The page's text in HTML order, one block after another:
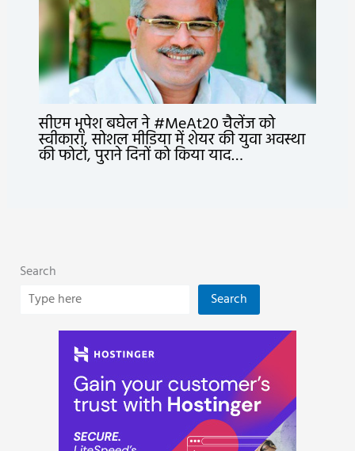
सीएम भूपेश बघेल ने #MeAt20 चैलेंज को
स्वीकारा, सोशल मीडिया में शेयर की युवा अवस्था
की फोटो, पुराने दिनों को किया याद…
Search
Search